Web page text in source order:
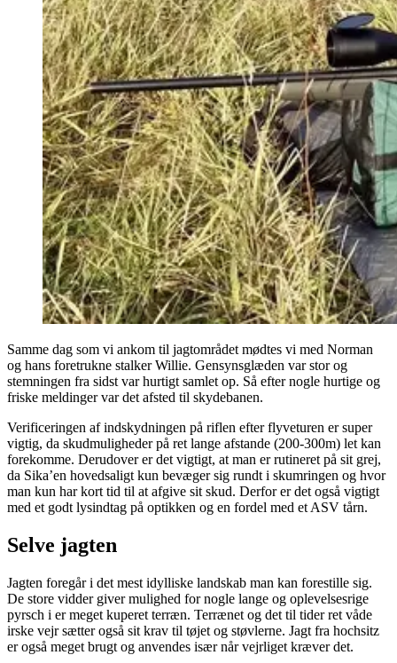
Samme dag som vi ankom til jagtområdet mødtes vi med Norman
og hans foretrukne stalker Willie. Gensynsglæden var stor og
stemningen fra sidst var hurtigt samlet op. Så efter nogle hurtige og
friske meldinger var det afsted til skydebanen.
Verificeringen af indskydningen på riflen efter flyveturen er super
vigtig, da skudmuligheder på ret lange afstande (200-300m) let kan
forekomme. Derudover er det vigtigt, at man er rutineret på sit grej,
da Sika’en hovedsaligt kun bevæger sig rundt i skumringen og hvor
man kun har kort tid til at afgive sit skud. Derfor er det også vigtigt
med et godt lysindtag på optikken og en fordel med et ASV tårn.
Selve jagten
Jagten foregår i det mest idylliske landskab man kan forestille sig.
De store vidder giver mulighed for nogle lange og oplevelsesrige
pyrsch i er meget kuperet terræn. Terrænet og det til tider ret våde
irske vejr sætter også sit krav til tøjet og støvlerne. Jagt fra hochsitz
er også meget brugt og anvendes især når vejrliget kræver det.